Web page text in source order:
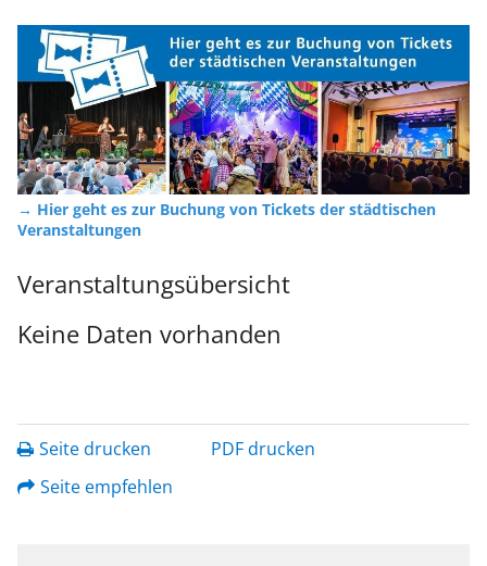
→ Hier geht es zur Buchung von Tickets der städtischen
Veranstaltungen
Veranstaltungsübersicht
Keine Daten vorhanden
Seite drucken
PDF drucken
Seite empfehlen